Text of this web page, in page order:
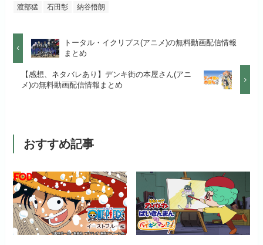
月額料金（税込）
初回ポイント付与 なし
見放題作品数 70,000作品以上
月額料金（税込） 960円
初回ポイント付与 なし
月額料金（税込）
初回ポイント付与
句なし！
月額料金（税込） 440円
初回ポイント付与 なし
渡部猛
石田彰 納谷悟朗
トータル・イクリプス(アニメ)の無料動画配信情報
まとめ
【感想、ネタバレあり】デンキ街の本屋さん(アニ
メ)の無料動画配信情報まとめ
おすすめ記事